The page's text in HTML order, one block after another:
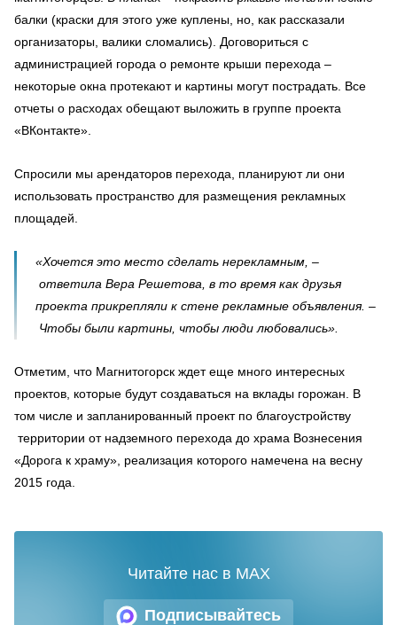
балки (краски для этого уже куплены, но, как рассказали
организаторы, валики сломались). Договориться с
администрацией города о ремонте крыши перехода –
некоторые окна протекают и картины могут пострадать. Все
отчеты о расходах обещают выложить в группе проекта
«ВКонтакте».
Спросили мы арендаторов перехода, планируют ли они
использовать пространство для размещения рекламных
площадей.
«Хочется это место сделать нерекламным, –
ответила Вера Решетова, в то время как друзья
проекта прикрепляли к стене рекламные объявления. –
Чтобы были картины, чтобы люди любовались».
Отметим, что Магнитогорск ждет еще много интересных
проектов, которые будут создаваться на вклады горожан. В
том числе и запланированный проект по благоустройству
территории от надземного перехода до храма Вознесения
«Дорога к храму», реализация которого намечена на весну
2015 года.
Подписывайтесь
Читайте нас в MAX